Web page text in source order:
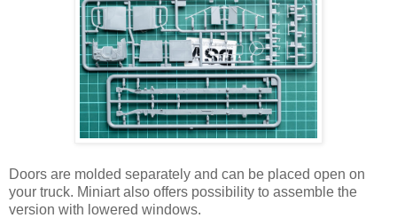
Doors are molded separately and can be placed open on
your truck. Miniart also offers possibility to assemble the
version with lowered windows.